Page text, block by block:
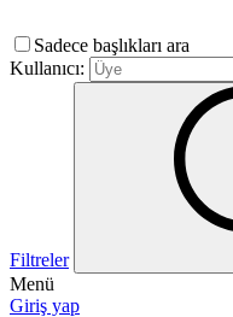
Sadece başlıkları ara
Kullanıcı:
Filtreler
Menü
Giriş yap